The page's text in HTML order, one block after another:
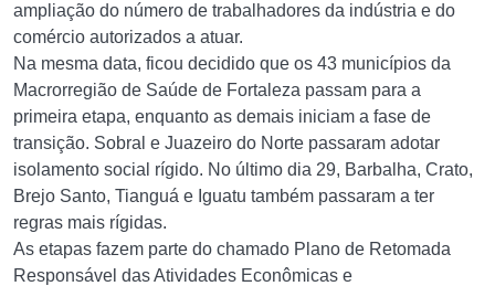
ampliação do número de trabalhadores da indústria e do
comércio autorizados a atuar.
Na mesma data, ficou decidido que os 43 municípios da
Macrorregião de Saúde de Fortaleza passam para a
primeira etapa, enquanto as demais iniciam a fase de
transição. Sobral e Juazeiro do Norte passaram adotar
isolamento social rígido. No último dia 29, Barbalha, Crato,
Brejo Santo, Tianguá e Iguatu também passaram a ter
regras mais rígidas.
As etapas fazem parte do chamado Plano de Retomada
Responsável das Atividades Econômicas e